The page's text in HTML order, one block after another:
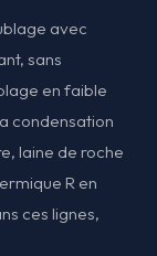
avec
sans
en faible
condensation
laine de roche
R en
ces lignes,